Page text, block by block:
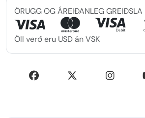
ÖRUGG OG ÁREIÐANLEG GREIÐSLA
Öll verð eru USD án VSK